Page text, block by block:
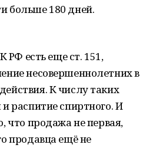
больше 180 дней.
РФ есть еще ст. 151,
несовершеннолетних в
К числу таких
распитие спиртного. И
что продажа не первая,
продавца ещё не